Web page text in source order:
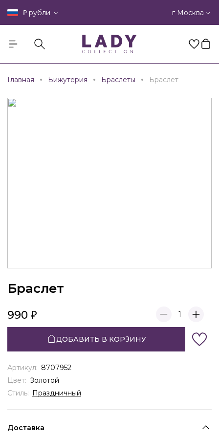
₽ рубли г Москва
Главная Бижутерия Браслеты Браслет
Браслет
990 1
ДОБАВИТЬ В КОРЗИНУ
Артикул: 8707952
Цвет: Золотой
Стиль: Праздничный
Доставка